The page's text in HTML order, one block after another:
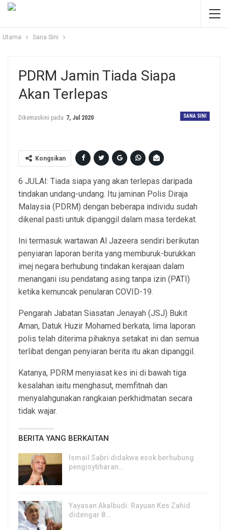
Utama Sana Sini
PDRM Jamin Tiada Siapa
Akan Terlepas
SANA SINI
Dikemaskini pada 7, Jul 2020
Kongsikan
6 JULAI: Tiada siapa yang akan terlepas daripada
tindakan undang-undang. Itu jaminan Polis Diraja
Malaysia (PDRM) dengan beberapa individu sudah
dikenal pasti untuk dipanggil dalam masa terdekat.
Ini termasuk wartawan Al Jazeera sendiri berikutan
penyiaran laporan berita yang memburuk-burukkan
imej negara berhubung tindakan kerajaan dalam
menangani isu pendatang asing tanpa izin (PATI)
ketika kemuncak penularan COVID-19.
Pengarah Jabatan Siasatan Jenayah (JSJ) Bukit
Aman, Datuk Huzir Mohamed berkata, lima laporan
polis telah diterima pihaknya setakat ini dan semua
terlibat dengan penyiaran berita itu akan dipanggil.
Katanya, PDRM menyiasat kes ini di bawah tiga
kesalahan iaitu menghasut, memfitnah dan
menyalahgunakan rangkaian perkhidmatan secara
tidak wajar.
BERITA YANG BERKAITAN
Ismail Sabri didakwa esok berhubung
pengisytiharan…
Yayasan Akalbudi: Rayuan Kes Zahid
didengar 8…